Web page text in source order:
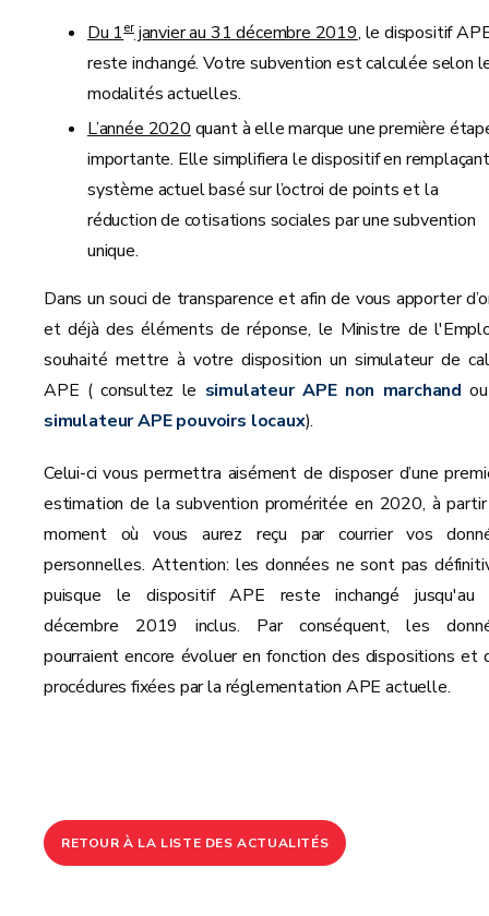
Du 1erjanvier au 31 décembre 2019, le dispositif
reste inchangé. Votre subvention est calculée selon
modalités actuelles.
L’année 2020 quant à elle marque une première
importante. Elle simplifiera le dispositif en
système actuel basé sur l’octroi de points et la
réduction de cotisations sociales par une subvention
unique.
Dans un souci de transparence et afin de vous apporter
et déjà des éléments de réponse, le Ministre de
souhaité mettre à votre disposition un simulateur de
APE ( consultez le simulateur APE non marchand
simulateur APE pouvoirs locaux).
Celui-ci vous permettra aisément de disposer d’une
estimation de la subvention proméritée en 2020, à
moment où vous aurez reçu par courrier vos
personnelles. Attention: les données ne sont pas
puisque le dispositif APE reste inchangé jusqu'au
décembre 2019 inclus. Par conséquent, les
pourraient encore évoluer en fonction des dispositions et
procédures fixées par la réglementation APE actuelle.
RETOUR À LA LISTE DES ACTUALITÉS